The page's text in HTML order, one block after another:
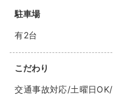
駐車場
有2台
こだわり
交通事故対応/土曜日